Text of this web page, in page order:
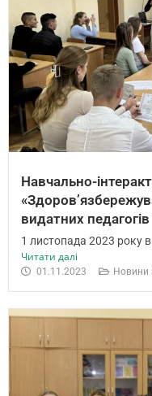
Навчально-
видатних
1 листопада 2023 року
Читати далі
01.11.2023 Новини